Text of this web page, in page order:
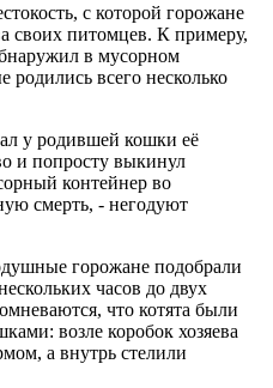
с которой горожане
своих питомцев. К примеру,
в мусорном
родились всего несколько
у родившей кошки её
и попросту выкинул
контейнер во
смерть, - негодуют
горожане подобрали
часов до двух
что котята были
возле коробок хозяева
а внутрь стелили